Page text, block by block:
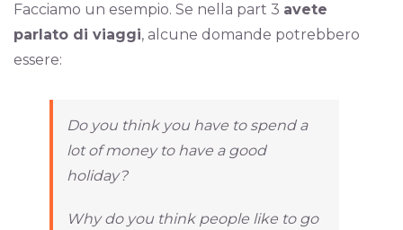
Facciamo un esempio. Se nella part 3 avete
parlato di viaggi, alcune domande potrebbero
essere:
Do you think you have to spend a
lot of money to have a good
holiday?
Why do you think people like to go